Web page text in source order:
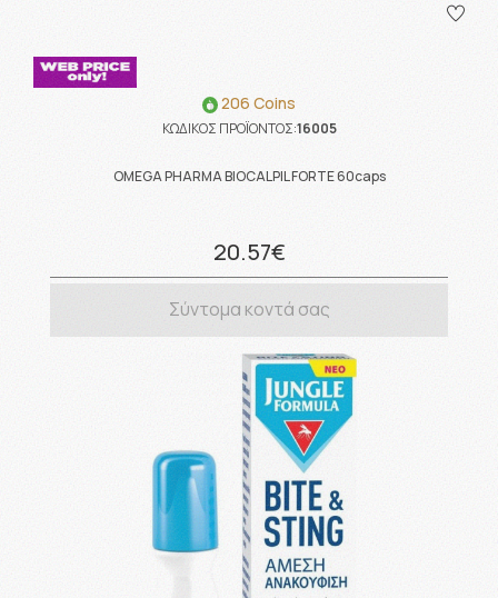
206 Coins
ΚΩΔΙΚΟΣ ΠΡΟΪΟΝΤΟΣ:16005
OMEGA PHARMA BIOCALPIL FORTE 60caps
20.57€
Σύντομα κοντά σας